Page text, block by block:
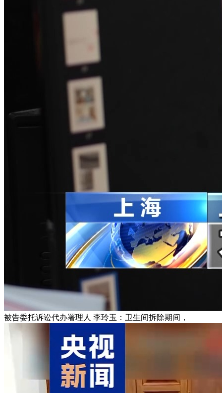
被告委托诉讼代办署理人 李玲玉：卫生间拆除期间，